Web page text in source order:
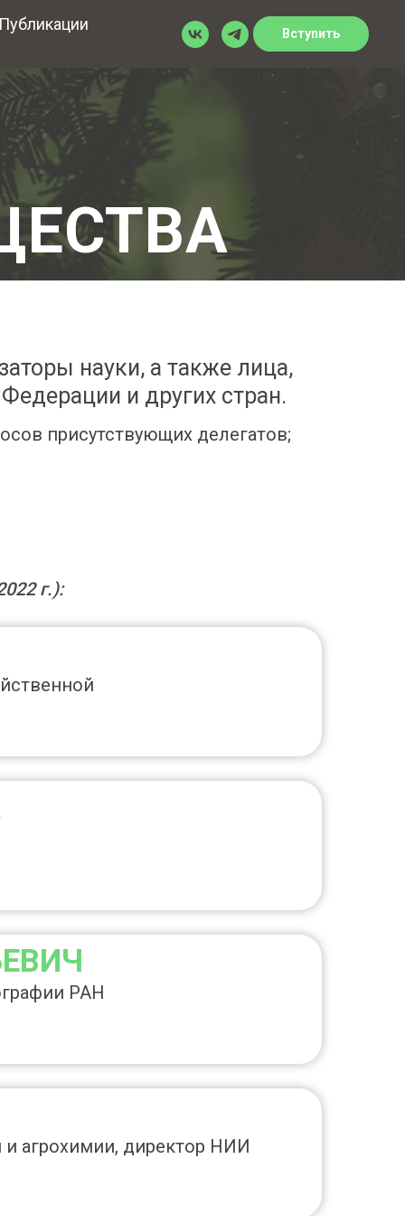
Вступить
науки, а также лица,
и других стран.
присутствующих делегатов;
г.):
РАН
агрохимии, директор НИИ